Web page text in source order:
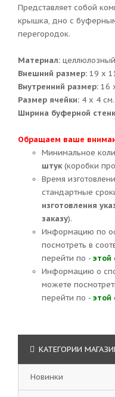
Представляет собой
крышка, дно с
перегородок.
Материал:
Внешний размер: 19 х
Внутренний размер: 16
Размер ячейки: 4 х 4 см.
Ширина буферной
Обращаем ваше
Минимальное
штук(коробки
Время
стандартные
изготовления
заказу).
Информацию по
посмотреть в
перейти по - этой
Информацию о
можете
перейти по - этой
КАТЕГОРИИ
Новинки